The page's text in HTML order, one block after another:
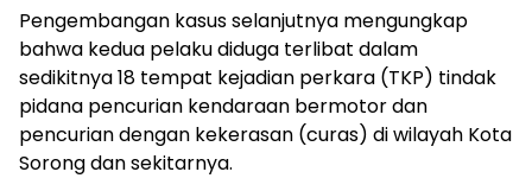
Pengembangan kasus selanjutnya mengungkap
bahwa kedua pelaku diduga terlibat dalam
sedikitnya 18 tempat kejadian perkara (TKP) tindak
pidana pencurian kendaraan bermotor dan
pencurian dengan kekerasan (curas) di wilayah Kota
Sorong dan sekitarnya.